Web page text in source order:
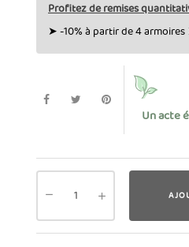
Profitez de remises
➤ -10% à partir de 4
Un acte